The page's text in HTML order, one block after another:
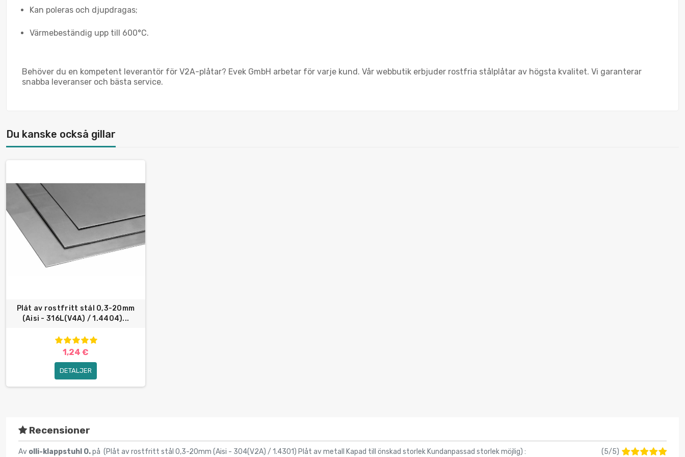
Kan poleras och djupdragas;
Värmebeständig upp till 600°C.
Behöver du en kompetent leverantör för V2A-plåtar? Evek GmbH arbetar för varje kund. Vår webbutik erbjuder rostfria stålplåtar av högsta kvalitet. Vi garanterar
snabba leveranser och bästa service.
Du kanske också gillar
Plåt av rostfritt stål 0,3-20mm
(Aisi - 316L(V4A) / 1.4404)...
1,24 €
DETALJER
Recensioner
Av olli-klappstuhl O.på (Plåt av rostfritt stål 0,3-20mm (Aisi - 304(V2A) / 1.4301) Plåt av metall Kapad till önskad storlek Kundanpassad storlek möjlig) : (5/5)